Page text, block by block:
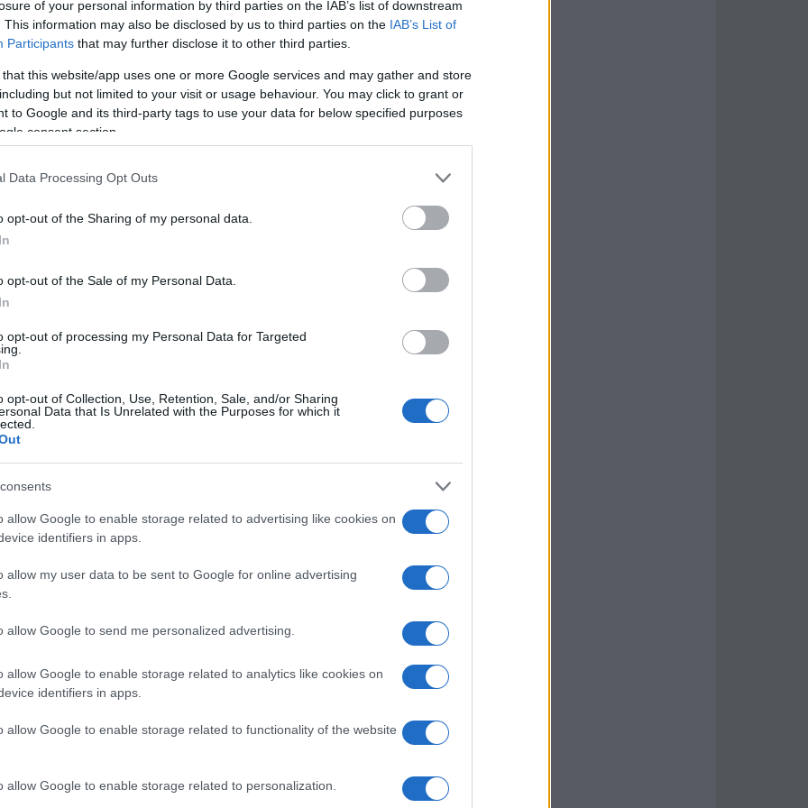
of your personal information by third parties on the IAB’s list of downstream
This information may also be disclosed by us to third parties on the IAB’s List of
Participants that may further disclose it to other third parties.
that this website/app uses one or more Google services and may gather and store
but not limited to your visit or usage behaviour. You may click to grant or
to Google and its third-party tags to use your data for below specified purposes
consent section.
Data Processing Opt Outs
opt-out of the Sharing of my personal data.
opt-out of the Sale of my Personal Data.
opt-out of processing my Personal Data for Targeted
opt-out of Collection, Use, Retention, Sale, and/or Sharing
Data that Is Unrelated with the Purposes for which it
allow Google to enable storage related to advertising like cookies on
identifiers in apps.
allow my user data to be sent to Google for online advertising
allow Google to send me personalized advertising.
allow Google to enable storage related to analytics like cookies on
identifiers in apps.
allow Google to enable storage related to functionality of the website
allow Google to enable storage related to personalization.
sul finale.
è stata lafiera prova difensivae
in attacco al di sotto delle
degli ultimi secondi è determinante, ha
le partite la sua squadra abbia avuto
a trasformarlo in vittoria. Pur con
di soddisfazione per l’atteggiamento
emersi i nomi diFantinellieMoore,
alla maglia e di responsabilità in campo.
giocare con intensità anche quando le
sia in fase offensiva sia in fase difensiva.
punti di riferimento, ma ha esteso il